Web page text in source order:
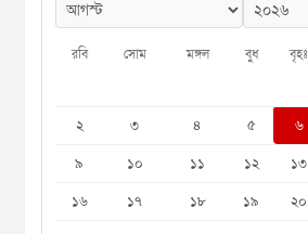
রবি সোম মঙ্গল বুধ বৃহঃ
২
৩ ৪ ৫ ৬
৯
১০ ১১ ১২ ১৩
১৬
১৭ ১৮ ১৯ ২০